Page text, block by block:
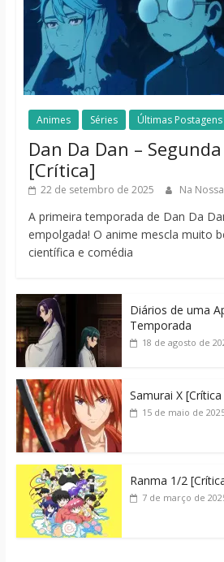
Animes Séries Últimas Postagens
Dan Da Dan –
[Crítica]
22 de setembro de 2025 Na
A primeira temporada de Dan Da
empolgada! O anime mescla muito
científica e comédia
Diários de uma
Temporada
18 de agosto de
Samurai X
15 de maio de
Ranma 1/2
7 de março de